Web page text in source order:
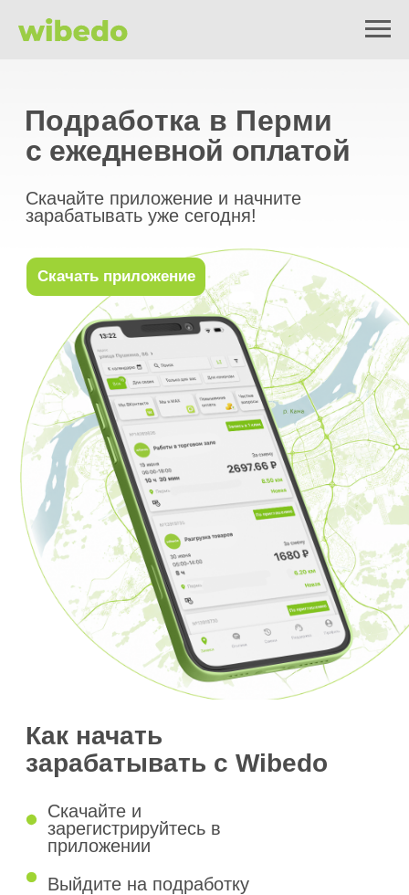
Скачайте приложение и начните
зарабатывать уже сегодня!
с ежедневной оплатой
Скачать приложение
Получите оплату после
отработанной смены
Скачайте и
зарегистрируйтесь в
приложении
Выйдите на подработку
Как начать
зарабатывать с Wibedo
Начать зарабатывать